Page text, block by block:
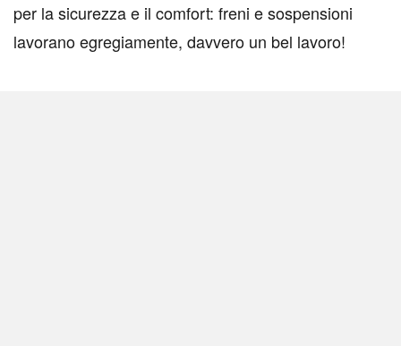
per la sicurezza e il comfort: freni e sospensioni
lavorano egregiamente, davvero un bel lavoro!